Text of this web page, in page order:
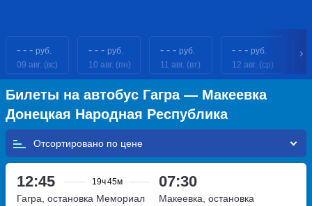
- - - руб.
09 авг. (вс)
- - - руб.
10 авг. (пн)
- - - руб.
11 авг. (вт)
- - - руб.
12 авг. (ср)
Билеты на автобус Гагра — Макеевка
Донецкая Народная Республика
Отсортировано по
12:45 19ч45м 07:30
Гагра, остановка Мемориал
Макеевка, остановка